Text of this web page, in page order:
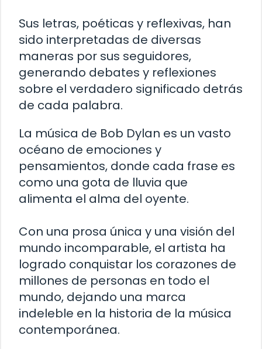
Sus letras, poéticas y reflexivas, han
sido interpretadas de diversas
maneras por sus seguidores,
generando debates y reflexiones
sobre el verdadero significado detrás
de cada palabra.
La música de Bob Dylan es un vasto
océano de emociones y
pensamientos, donde cada frase es
como una gota de lluvia que
alimenta el alma del oyente.
Con una prosa única y una visión del
mundo incomparable, el artista ha
logrado conquistar los corazones de
millones de personas en todo el
mundo, dejando una marca
indeleble en la historia de la música
contemporánea.